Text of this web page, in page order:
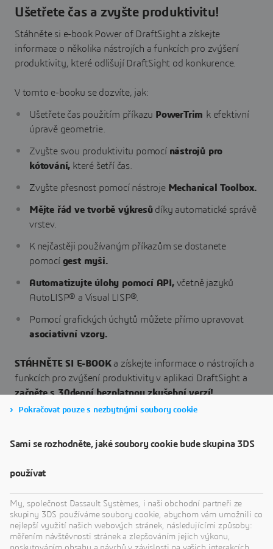
Ušetřete čas a zvyšte produktivitu!
Stáhněte si e-book Power of DraftSight a získejte
informace o několika nástrojích a funkcích pro zvýšení
produktivity, které odlišují DraftSight od konkurence.
V tomto e-booku se dozvíte, jak:
Ušetřete čas použitím příkazu PowerTrim k efektivní
úpravě geometrie.
Zvyšte svou produktivitu pomocí nástrojů pro
kótování, které šetří čas.
Zvyšte přesnost pomocí nástroje Mechanical Toolbox.
Mějte řád ve tvorbě výkresůdíky automatické správě
vrstev.
K nejčastěji používaným příkazům se dostanete
pomocí gest myši.
Automatizujte úlohy pomocí API,včetně jazyků
AutoLISP® a Visual LISP®.
Pomocí grafických úchytů můžete přímo upravovat
asociativní vzory.
STÁHNĚTE SI E-BOOKa získejte informace o nástrojích a
funkcích pro zvýšení produktivity v aplikaci DraftSight a
začněte s 30denní bezplatnou zkušební verzí!
STÁHNĚTE SI E-BOOK
Pokračovat pouze s nezbytnými soubory cookie
Sami se rozhodněte, jaké soubory cookie bude skupina 3DS
používat
My, společnost Dassault Systèmes, i naši obchodní partneři ze
skupiny 3DS používáme soubory cookie, abychom vám umožnili co
nejlepší využití našich webových stránek, následujícími způsoby:
měřením návštěvnosti stránek a zlepšováním jejich výkonu,